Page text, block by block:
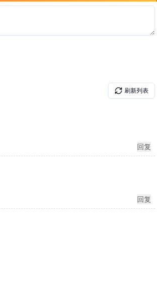
刷新列表
回复
回复